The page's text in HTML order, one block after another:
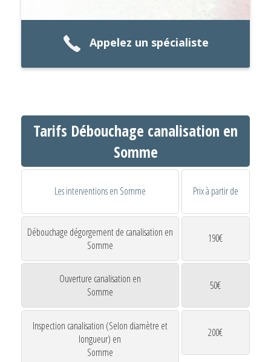
Appelez un spécialiste
Tarifs Débouchage canalisation en
Somme
Les interventions en Somme Prix à partir de
Débouchage dégorgement de canalisation en
Somme
190€
Ouverture canalisation en
Somme
50€
Inspection canalisation (Selon diamètre et
longueur) en
Somme
200€